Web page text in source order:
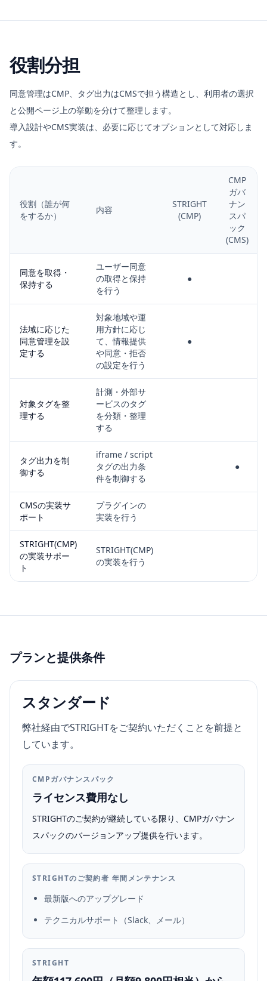
役割分担
同意管理はCMP、タグ出力はCMSで担う構造とし、利用者の選択
と公開ページ上の挙動を分けて整理します。
導入設計やCMS実装は、必要に応じてオプションとして対応しま
す。
役割（誰が何
をするか）
内容
STRIGHT
(CMP)
CMP
ガバ
ナン
スパ
ック
(CMS)
同意を取得・
保持する
ユーザー同意
の取得と保持
を行う
●
法域に応じた
同意管理を設
定する
対象地域や運
用方針に応じ
て、情報提供
や同意・拒否
の設定を行う
●
対象タグを整
理する
計測・外部サ
ービスのタグ
を分類・整理
する
タグ出力を制
御する
iframe / script
タグの出力条
件を制御する
●
CMSの実装サ
ポート
プラグインの
実装を行う
STRIGHT(CMP)
の実装サポー
ト
STRIGHT(CMP)
の実装を行う
プランと提供条件
スタンダード
弊社経由でSTRIGHTをご契約いただくことを前提と
しています。
CMPガバナンスパック
ライセンス費用なし
STRIGHTのご契約が継続している限り、CMPガバナン
スパックのバージョンアップ提供を行います。
STRIGHTのご契約者 年間メンテナンス
最新版へのアップグレード
テクニカルサポート（Slack、メール）
STRIGHT